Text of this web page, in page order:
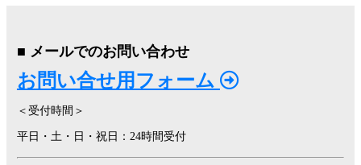
■ メールでのお問い合わせ
お問い合せ用フォーム
＜受付時間＞
平日・土・日・祝日：24時間受付